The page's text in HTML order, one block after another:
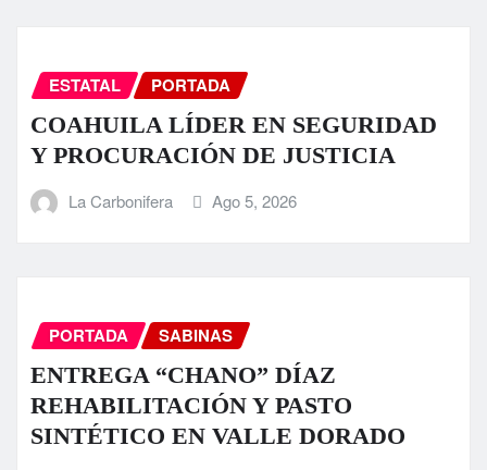
ESTATAL PORTADA
COAHUILA LÍDER EN SEGURIDAD
Y PROCURACIÓN DE JUSTICIA
La Carbonifera Ago 5, 2026
PORTADA SABINAS
ENTREGA “CHANO” DÍAZ
REHABILITACIÓN Y PASTO
SINTÉTICO EN VALLE DORADO